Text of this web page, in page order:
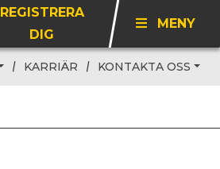
REGISTRERA
DIG
MENY
KARRIÄR KONTAKTA OSS